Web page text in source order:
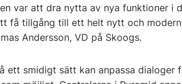
var att dra nytta av nya funktioner i
få tillgång till ett helt nytt och
Andersson, VD på Skoogs.
ett smidigt sätt kan anpassa dialoger